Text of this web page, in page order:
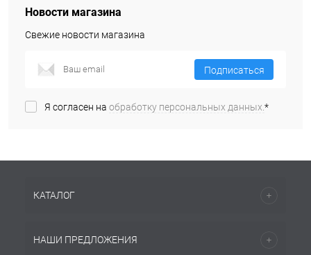
Новости магазина
Свежие новости магазина
Подписаться
Я согласен на обработку персональных данных.*
КАТАЛОГ
НАШИ ПРЕДЛОЖЕНИЯ